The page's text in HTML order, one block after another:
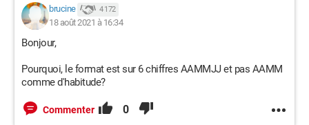
brucine 4 172
18 août 2021 à 16:34
Bonjour,
Pourquoi, le format est sur 6 chiffres AAMMJJ et pas AAMM
comme d'habitude?
Commenter 0